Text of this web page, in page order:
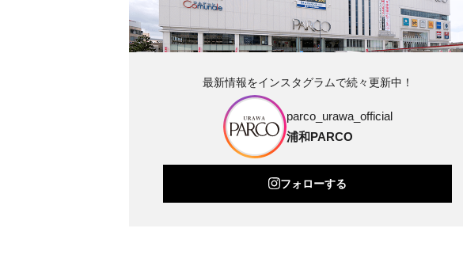
最新情報をインスタグラムで続々更新中！
parco_urawa_official
浦和PARCO
フォローする